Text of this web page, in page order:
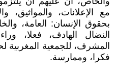
مع الإعلانات، والمواثيق،
بحقوق الإنسان: العامة،
النضال الهادف، فعلا،
المشرف، للجمعية المغربية
فكرا، وممارسة.